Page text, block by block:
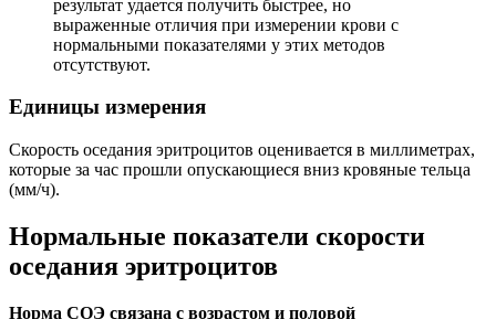
результат удается получить быстрее, но
выраженные отличия при измерении крови с
нормальными показателями у этих методов
отсутствуют.
Единицы измерения
Скорость оседания эритроцитов оценивается в миллиметрах,
которые за час прошли опускающиеся вниз кровяные тельца
(мм/ч).
Нормальные показатели скорости
оседания эритроцитов
Норма СОЭ связана с возрастом и половой